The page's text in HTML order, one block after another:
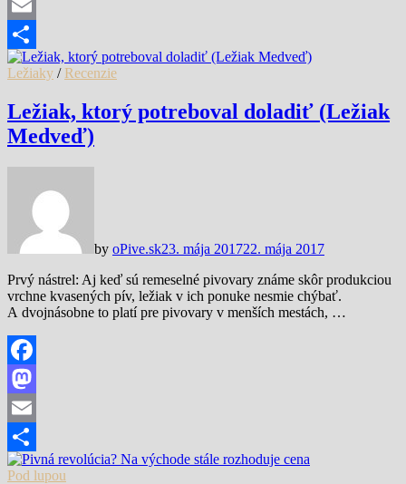
Mastodon
Email
Share
Ležiaky / Recenzie
Ležiak, ktorý potreboval doladiť (Ležiak
Medveď)
by oPive.sk23. mája 201722. mája 2017
Prvý nástrel: Aj keď sú remeselné pivovary známe skôr produkciou
vrchne kvasených pív, ležiak v ich ponuke nesmie chýbať.
A dvojnásobne to platí pre pivovary v menších mestách, …
Facebook
Mastodon
Email
Share
Pod lupou